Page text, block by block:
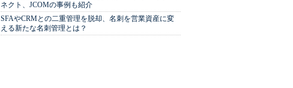
ネクト、JCOMの事例も紹介
SFAやCRMとの二重管理を脱却、名刺を営業資産に変
える新たな名刺管理とは？